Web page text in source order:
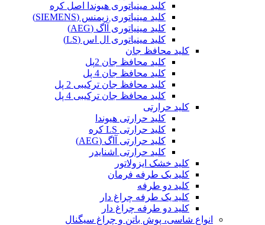
کلید مینیاتوری هیوندا اصل کره
کلید مینیاتوری زیمنس (SIEMENS)
کلید مینیاتوری آاگ (AEG)
کلید مینیاتوری ال اس (LS)
کلید محافظ جان
کلید محافظ جان 2پل
کلید محافظ جان 4 پل
کلید محافظ جان ترکیبی 2 پل
کلید محافظ جان ترکیبی 4 پل
کلید حرارتی
کلید حرارتی هیوندا
کلید حرارتی LS کره
کلید حرارتی آاگ (AEG)
کلید حرارتی اشنایدر
کلید خشک ایزولاتور
کلید یک طرفه فرمان
کلید دو طرفه
کلید یک طرفه چراغ دار
کلید دو طرفه چراغ دار
انواع شاسی، پوش باتن و چراغ سیگنال